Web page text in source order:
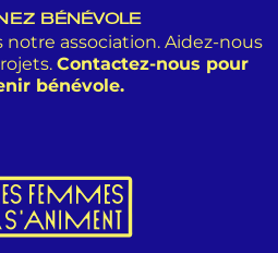
BÉNÉVOLE
association. Aidez-nous
Contactez-nous pour
bénévole.